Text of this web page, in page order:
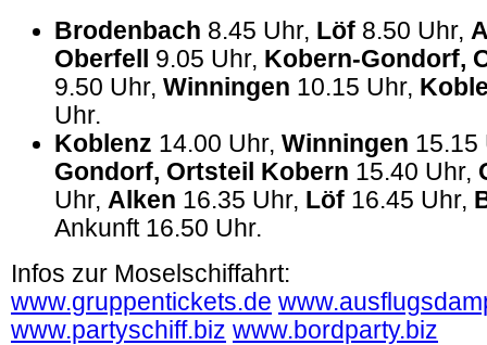
Brodenbach 8.45 Uhr, Löf 8.50 Uhr,
Oberfell
9.05 Uhr, Kobern-Gondorf,
9.50 Uhr, Winningen 10.15 Uhr,
Uhr.
Koblenz 14.00 Uhr, Winningen
Gondorf, Ortsteil Kobern 15.40 Uhr,
Uhr, Alken 16.35 Uhr, Löf 16.45 Uhr,
Ankunft 16.50 Uhr.
Infos zur Moselschiffahrt:
www.gruppentickets.de
www.partyschiff.biz www.bordparty.biz